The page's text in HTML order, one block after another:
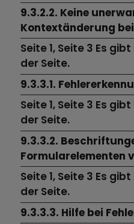
9.3.2.2. Keine
Kontextänderung
Seite 1, Seite 3 Es
der Seite.
9.3.3.1.
Seite 1, Seite 3 Es
der Seite.
9.3.3.2.
Formularelementen
Seite 1, Seite 3 Es
der Seite.
9.3.3.3. Hilfe bei